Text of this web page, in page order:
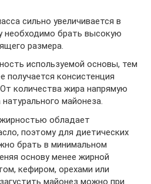
сильно увеличивается в
необходимо брать высокую
размера.
используемой основы, тем
получается консистенция
количества жира напрямую
майонеза.
обладает
поэтому для диетических
брать в минимальном
основу менее жирной
кефиром, орехами или
майонез можно при